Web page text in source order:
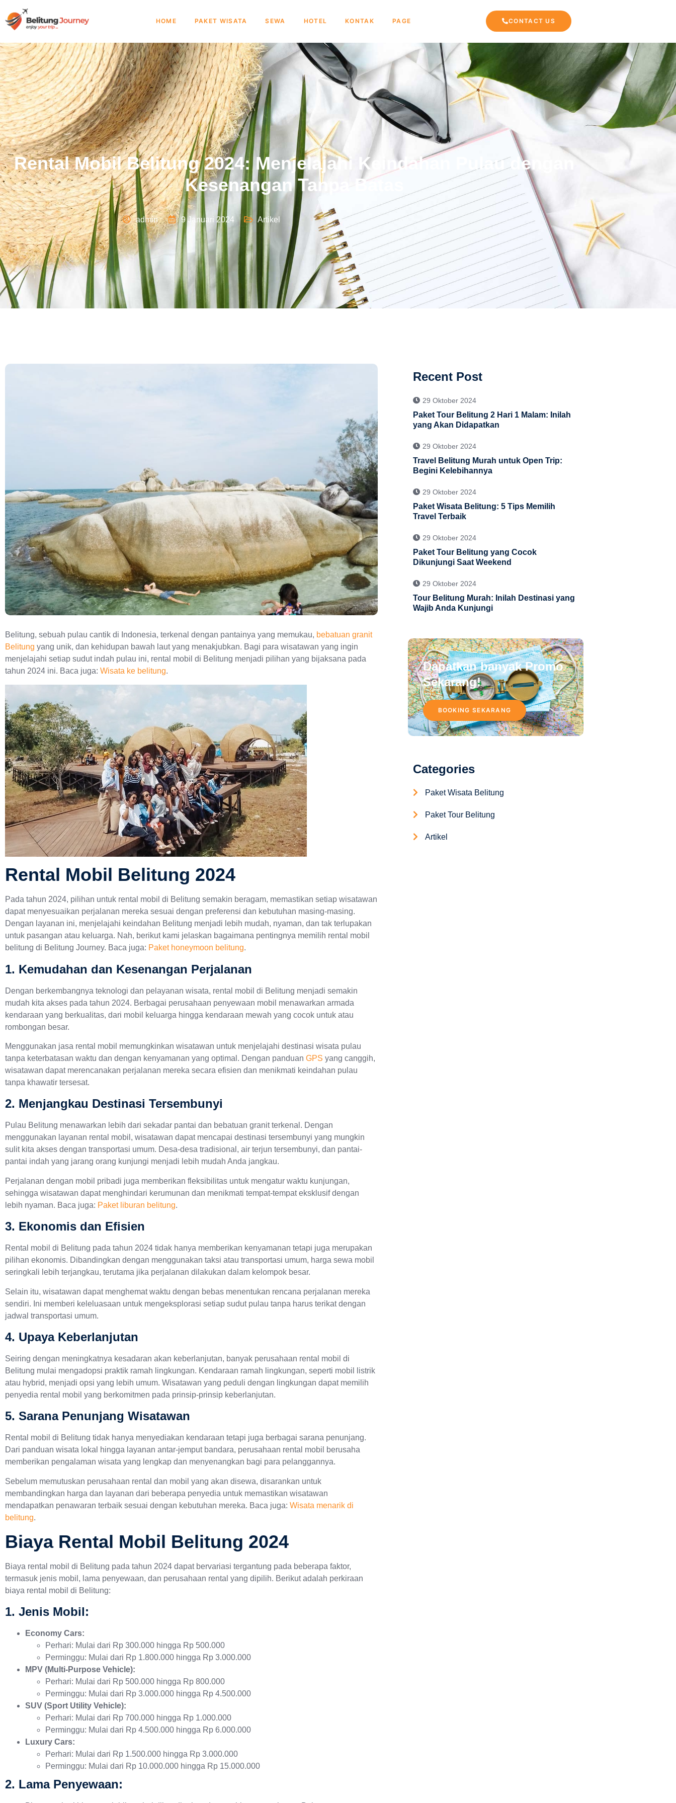
HOME PAKET WISATA SEWA HOTEL KONTAK PAGE CONTACT US
Rental Mobil Belitung 2024: Menjelajahi Keindahan Pulau dengan
Kesenangan Tanpa Batas
admin 9 Januari 2024 Artikel
Belitung, sebuah pulau cantik di Indonesia, terkenal dengan pantainya yang memukau, bebatuan granit
Belitung yang unik, dan kehidupan bawah laut yang menakjubkan. Bagi para wisatawan yang ingin
menjelajahi setiap sudut indah pulau ini, rental mobil di Belitung menjadi pilihan yang bijaksana pada
tahun 2024 ini. Baca juga: Wisata ke belitung.
Rental Mobil Belitung 2024
Pada tahun 2024, pilihan untuk rental mobil di Belitung semakin beragam, memastikan setiap wisatawan
dapat menyesuaikan perjalanan mereka sesuai dengan preferensi dan kebutuhan masing-masing.
Dengan layanan ini, menjelajahi keindahan Belitung menjadi lebih mudah, nyaman, dan tak terlupakan
untuk pasangan atau keluarga. Nah, berikut kami jelaskan bagaimana pentingnya memilih rental mobil
belitung di Belitung Journey. Baca juga: Paket honeymoon belitung.
1. Kemudahan dan Kesenangan Perjalanan
Dengan berkembangnya teknologi dan pelayanan wisata, rental mobil di Belitung menjadi semakin
mudah kita akses pada tahun 2024. Berbagai perusahaan penyewaan mobil menawarkan armada
kendaraan yang berkualitas, dari mobil keluarga hingga kendaraan mewah yang cocok untuk atau
rombongan besar.
Menggunakan jasa rental mobil memungkinkan wisatawan untuk menjelajahi destinasi wisata pulau
tanpa keterbatasan waktu dan dengan kenyamanan yang optimal. Dengan panduan GPS yang canggih,
wisatawan dapat merencanakan perjalanan mereka secara efisien dan menikmati keindahan pulau
tanpa khawatir tersesat.
2. Menjangkau Destinasi Tersembunyi
Pulau Belitung menawarkan lebih dari sekadar pantai dan bebatuan granit terkenal. Dengan
menggunakan layanan rental mobil, wisatawan dapat mencapai destinasi tersembunyi yang mungkin
sulit kita akses dengan transportasi umum. Desa-desa tradisional, air terjun tersembunyi, dan pantai-
pantai indah yang jarang orang kunjungi menjadi lebih mudah Anda jangkau.
Perjalanan dengan mobil pribadi juga memberikan fleksibilitas untuk mengatur waktu kunjungan,
sehingga wisatawan dapat menghindari kerumunan dan menikmati tempat-tempat eksklusif dengan
lebih nyaman. Baca juga: Paket liburan belitung.
3. Ekonomis dan Efisien
Rental mobil di Belitung pada tahun 2024 tidak hanya memberikan kenyamanan tetapi juga merupakan
pilihan ekonomis. Dibandingkan dengan menggunakan taksi atau transportasi umum, harga sewa mobil
seringkali lebih terjangkau, terutama jika perjalanan dilakukan dalam kelompok besar.
Selain itu, wisatawan dapat menghemat waktu dengan bebas menentukan rencana perjalanan mereka
sendiri. Ini memberi keleluasaan untuk mengeksplorasi setiap sudut pulau tanpa harus terikat dengan
jadwal transportasi umum.
4. Upaya Keberlanjutan
Seiring dengan meningkatnya kesadaran akan keberlanjutan, banyak perusahaan rental mobil di
Belitung mulai mengadopsi praktik ramah lingkungan. Kendaraan ramah lingkungan, seperti mobil listrik
atau hybrid, menjadi opsi yang lebih umum. Wisatawan yang peduli dengan lingkungan dapat memilih
penyedia rental mobil yang berkomitmen pada prinsip-prinsip keberlanjutan.
5. Sarana Penunjang Wisatawan
Rental mobil di Belitung tidak hanya menyediakan kendaraan tetapi juga berbagai sarana penunjang.
Dari panduan wisata lokal hingga layanan antar-jemput bandara, perusahaan rental mobil berusaha
memberikan pengalaman wisata yang lengkap dan menyenangkan bagi para pelanggannya.
Sebelum memutuskan perusahaan rental dan mobil yang akan disewa, disarankan untuk
membandingkan harga dan layanan dari beberapa penyedia untuk memastikan wisatawan
mendapatkan penawaran terbaik sesuai dengan kebutuhan mereka. Baca juga: Wisata menarik di
belitung.
Biaya Rental Mobil Belitung 2024
Biaya rental mobil di Belitung pada tahun 2024 dapat bervariasi tergantung pada beberapa faktor,
termasuk jenis mobil, lama penyewaan, dan perusahaan rental yang dipilih. Berikut adalah perkiraan
biaya rental mobil di Belitung:
1. Jenis Mobil:
Economy Cars:
Perhari: Mulai dari Rp 300.000 hingga Rp 500.000
Perminggu: Mulai dari Rp 1.800.000 hingga Rp 3.000.000
MPV (Multi-Purpose Vehicle):
Perhari: Mulai dari Rp 500.000 hingga Rp 800.000
Perminggu: Mulai dari Rp 3.000.000 hingga Rp 4.500.000
SUV (Sport Utility Vehicle):
Perhari: Mulai dari Rp 700.000 hingga Rp 1.000.000
Perminggu: Mulai dari Rp 4.500.000 hingga Rp 6.000.000
Luxury Cars:
Perhari: Mulai dari Rp 1.500.000 hingga Rp 3.000.000
Perminggu: Mulai dari Rp 10.000.000 hingga Rp 15.000.000
2. Lama Penyewaan:
Recent Post
29 Oktober 2024
Paket Tour Belitung 2 Hari 1 Malam: Inilah
yang Akan Didapatkan
29 Oktober 2024
Travel Belitung Murah untuk Open Trip:
Begini Kelebihannya
29 Oktober 2024
Paket Wisata Belitung: 5 Tips Memilih
Travel Terbaik
29 Oktober 2024
Paket Tour Belitung yang Cocok
Dikunjungi Saat Weekend
29 Oktober 2024
Tour Belitung Murah: Inilah Destinasi yang
Wajib Anda Kunjungi
Dapatkan banyak Promo
Sekarang!
BOOKING SEKARANG
Categories
Paket Wisata Belitung
Paket Tour Belitung
Artikel